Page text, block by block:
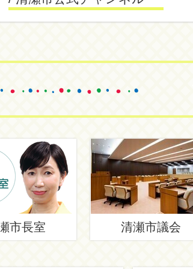
市長室 清瀬市議会